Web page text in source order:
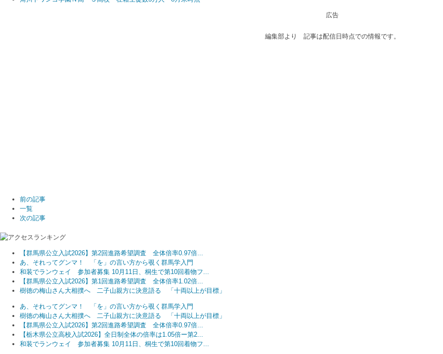
広告
編集部より 記事は配信日時点での情報です。
前の記事
一覧
次の記事
【群馬県公立入試2026】第2回進路希望調査 全体倍率0.97倍...
あ、それってグンマ！ 「を」の言い方から覗く群馬学入門
和装でランウェイ 参加者募集 10月11日、桐生で第10回着物フ...
【群馬県公立入試2026】第1回進路希望調査 全体倍率1.02倍...
樹徳の梅山さん大相撲へ 二子山親方に決意語る 「十両以上が目標」
あ、それってグンマ！ 「を」の言い方から覗く群馬学入門
樹徳の梅山さん大相撲へ 二子山親方に決意語る 「十両以上が目標」
【群馬県公立入試2026】第2回進路希望調査 全体倍率0.97倍...
【栃木県公立高校入試2026】全日制全体の倍率は1.05倍ー第2...
和装でランウェイ 参加者募集 10月11日、桐生で第10回着物フ...